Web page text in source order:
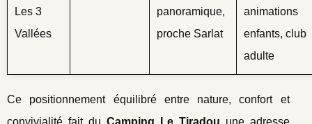
Les 3
Vallées
panoramique,
proche Sarlat
animations
enfants, club
adulte
Ce positionnement équilibré entre nature, confort et